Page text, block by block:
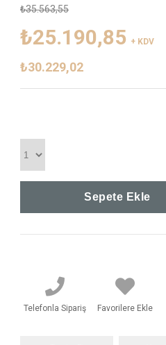
₺35.563,55
₺25.190,85 + KDV
₺30.229,02
Telefonla Sipariş Favorilere Ekle